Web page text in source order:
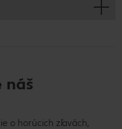
náš
o horúcich zľavách,